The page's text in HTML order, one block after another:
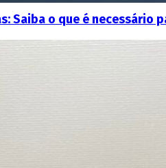
Saiba o que é necessário